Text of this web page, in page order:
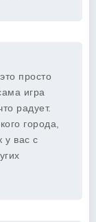
просто
игра
радует.
города,
у вас с